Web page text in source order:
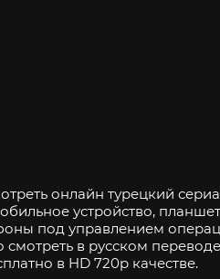
онлайн турецкий
устройство,
под управлением
в русском
в HD 720p качестве.